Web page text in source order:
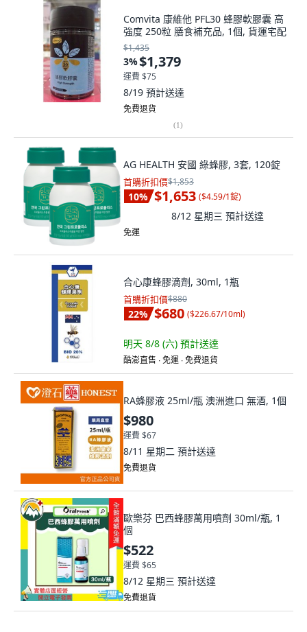
Comvita 康維他 PFL30 蜂膠軟膠囊 高
強度 250粒 膳食補充品, 1個, 貨運宅配
$1,435
3%$1,379
運費 $75
8/19 預計送達
免費退貨
(1)
AG HEALTH 安國 綠蜂膠, 3套, 120錠
首購折扣價$1,853
10% $1,653 ($4.59/1錠)
8/12 星期三 預計送達
免運
合心康蜂膠滴劑, 30ml, 1瓶
首購折扣價$880
22% $680 ($226.67/10ml)
明天 8/8 (六) 預計送達
酷澎直售 ∙ 免運 ∙ 免費退貨
RA蜂膠液 25ml/瓶 澳洲進口 無酒, 1個
$980
運費 $67
8/11 星期二 預計送達
免費退貨
歐樂芬 巴西蜂膠萬用噴劑 30ml/瓶, 1
個
$522
運費 $65
8/12 星期三 預計送達
免費退貨